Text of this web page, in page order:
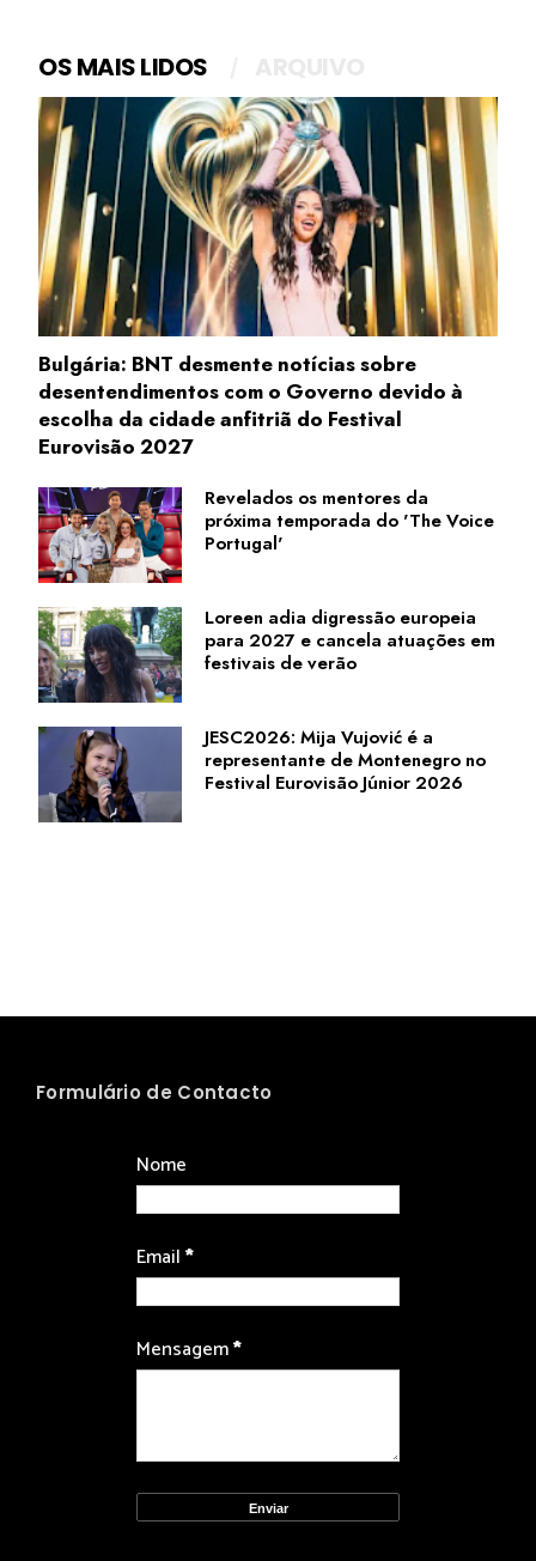
OS MAIS LIDOS
Bulgária: BNT desmente notícias sobre
desentendimentos com o Governo devido à
escolha da cidade anfitriã do Festival
Eurovisão 2027
Revelados os mentores da
próxima temporada do 'The Voice
Portugal'
Loreen adia digressão europeia
para 2027 e cancela atuações em
festivais de verão
JESC2026: Mija Vujović é a
representante de Montenegro no
Festival Eurovisão Júnior 2026
Formulário de Contacto
Nome
Email*
Mensagem*